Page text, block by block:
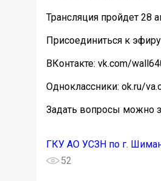
Трансляция пройдет 28
Присоединиться к
️ВКонтакте: vk.com/
️Одноклассники: ok.ru/
Задать вопросы можно
ГКУ АО УСЗН по г.
52